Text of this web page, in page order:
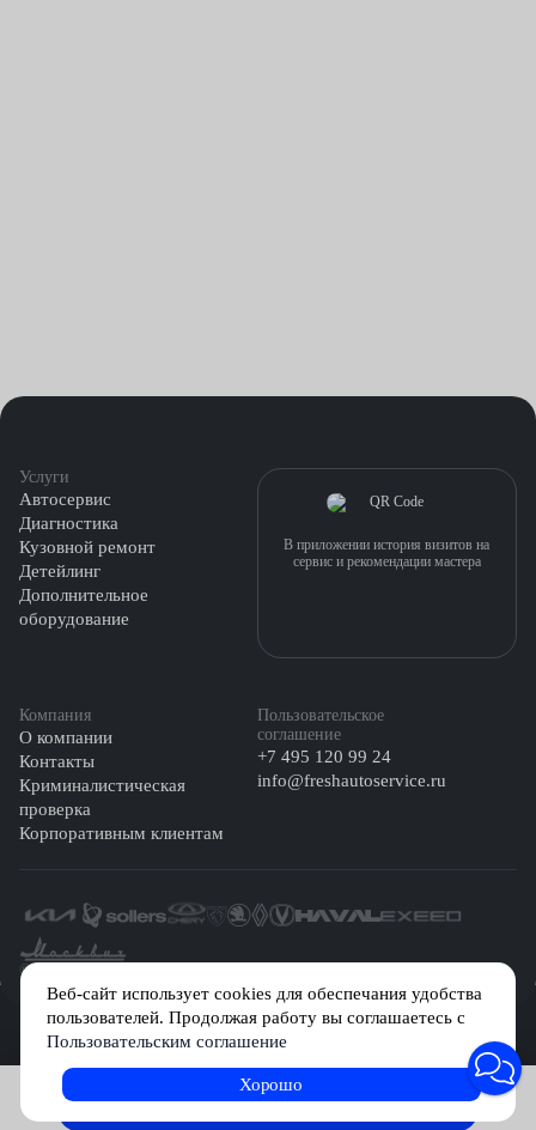
Записаться на услугу
Веб-сайт использует cookies для обеспечания удобства
пользователей. Продолжая работу вы соглашаетесь с
Пользовательским соглашение
Хорошо
Услуги
Автосервис
Диагностика
Кузовной ремонт
Детейлинг
Дополнительное
оборудование
Компания
О компании
Контакты
Криминалистическая
проверка
Корпоративным клиентам
Пользовательское
соглашение
+7 495 120 99 24
info@freshautoservice.ru
В приложении история визитов на
сервис и рекомендации мастера
©️ 2026 Fresh Auto
Сетевое издание «Первый автомобильный маркетплейс» зарегистрировано
Решением Федеральной службы по надзору в сфере связи, информационных
технологий и массовых коммуникаций (Роскомнадзор) № Эл № ФС77-84512 от
29 декабря 2022 г.
Учредитель: Общество с ограниченной ответственностью «МБ-Авто»
Главный редактор: Камышникова Анастасия Игоревна